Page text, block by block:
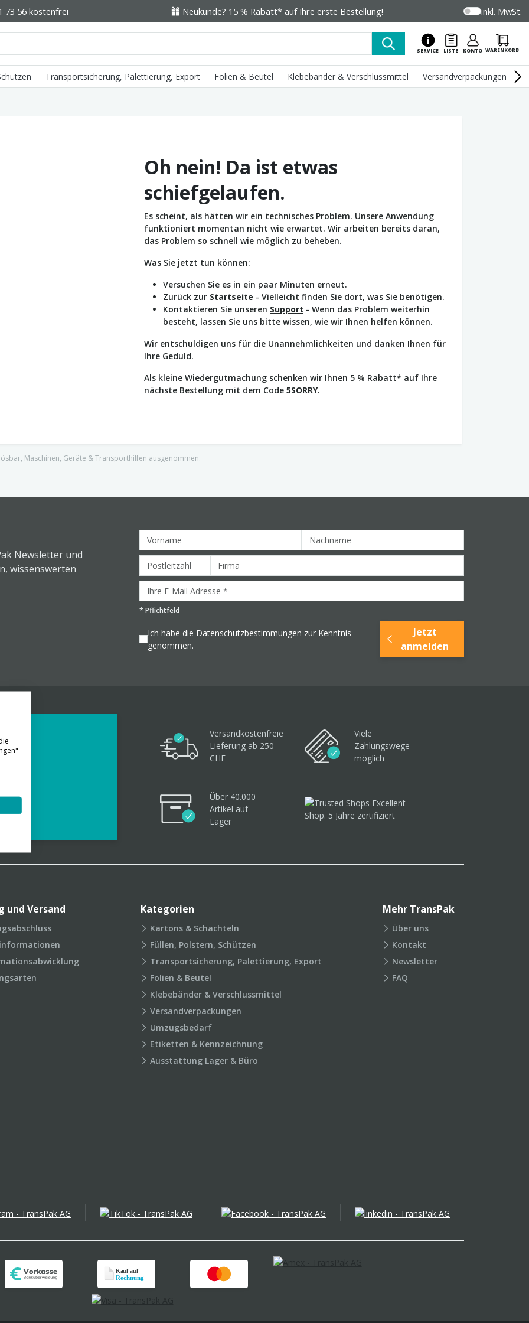
73 56 kostenfrei Neukunde? 15 % Rabatt* auf Ihre erste Bestellung! inkl. MwSt.
SERVICE LISTE KONTO WARENKORB
Transportsicherung, Palettierung, Export Folien & Beutel Klebebänder & Verschlussmittel Versandverpackungen
Oh nein! Da ist etwas
schiefgelaufen.
Es scheint, als hätten wir ein technisches Problem. Unsere Anwendung
funktioniert momentan nicht wie erwartet. Wir arbeiten bereits daran,
das Problem so schnell wie möglich zu beheben.
Was Sie jetzt tun können:
Versuchen Sie es in ein paar Minuten erneut.
Zurück zur Startseite - Vielleicht finden Sie dort, was Sie benötigen.
Kontaktieren Sie unseren Support - Wenn das Problem weiterhin
besteht, lassen Sie uns bitte wissen, wie wir Ihnen helfen können.
Wir entschuldigen uns für die Unannehmlichkeiten und danken Ihnen für
Ihre Geduld.
Als kleine Wiedergutmachung schenken wir Ihnen 5 % Rabatt* auf Ihre
nächste Bestellung mit dem Code 5SORRY.
Maschinen, Geräte & Transporthilfen ausgenommen.
Newsletter und
wissenswerten
* Pflichtfeld
Ich habe die Datenschutzbestimmungen zur Kenntnis
genommen.
Jetzt
anmelden
Versandkostenfreie
Lieferung ab 250
CHF
Viele
Zahlungswege
möglich
Über 40.000
Artikel auf
Lager
und Versand Kategorien
Kartons & Schachteln
Füllen, Polstern, Schützen
Transportsicherung, Palettierung, Export
Folien & Beutel
Klebebänder & Verschlussmittel
Versandverpackungen
Umzugsbedarf
Etiketten & Kennzeichnung
Ausstattung Lager & Büro
Mehr TransPak
Über uns
Kontakt
Newsletter
FAQ